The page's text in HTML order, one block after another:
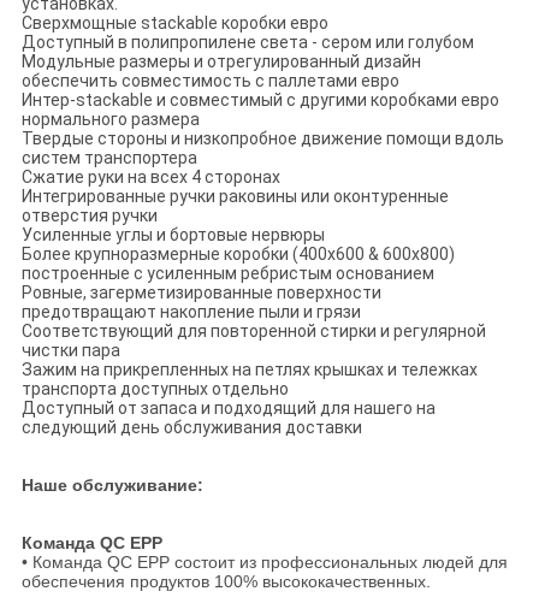
установках.
Сверхмощные stackable коробки евро
Доступный в полипропилене света - сером или голубом
Модульные размеры и отрегулированный дизайн
обеспечить совместимость с паллетами евро
Интер-stackable и совместимый с другими коробками евро
нормального размера
Твердые стороны и низкопробное движение помощи вдоль
систем транспортера
Сжатие руки на всех 4 сторонах
Интегрированные ручки раковины или оконтуренные
отверстия ручки
Усиленные углы и бортовые нервюры
Более крупноразмерные коробки (400x600 & 600x800)
построенные с усиленным ребристым основанием
Ровные, загерметизированные поверхности
предотвращают накопление пыли и грязи
Соответствующий для повторенной стирки и регулярной
чистки пара
Зажим на прикрепленных на петлях крышках и тележках
транспорта доступных отдельно
Доступный от запаса и подходящий для нашего на
следующий день обслуживания доставки
Наше обслуживание:
Команда QC EPP
• Команда QC EPP состоит из профессиональных людей для
обеспечения продуктов 100% высококачественных.